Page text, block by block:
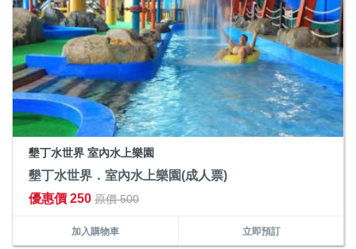
墾丁水世界 室內水上樂園
墾丁水世界．室內水上樂園(成人票)
優惠價 250 原價 500
加入購物車 立即預訂